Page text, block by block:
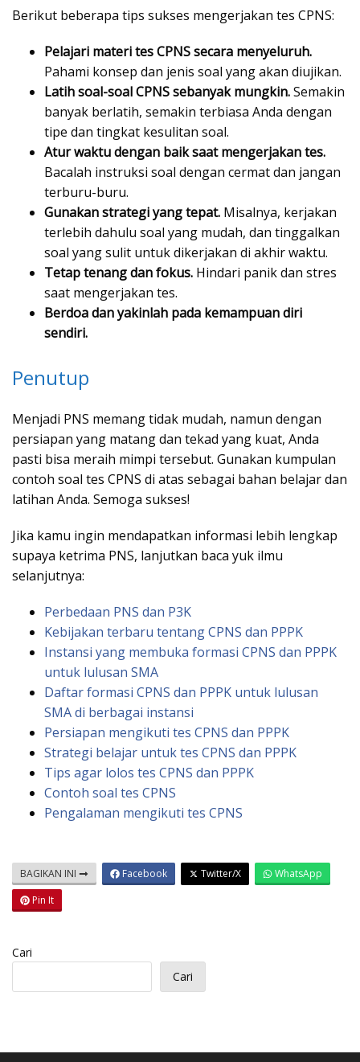
Berikut beberapa tips sukses mengerjakan tes CPNS:
Pelajari materi tes CPNS secara menyeluruh.
Pahami konsep dan jenis soal yang akan diujikan.
Latih soal-soal CPNS sebanyak mungkin.Semakin
banyak berlatih, semakin terbiasa Anda dengan
tipe dan tingkat kesulitan soal.
Atur waktu dengan baik saat mengerjakan tes.
Bacalah instruksi soal dengan cermat dan jangan
terburu-buru.
Gunakan strategi yang tepat. Misalnya, kerjakan
terlebih dahulu soal yang mudah, dan tinggalkan
soal yang sulit untuk dikerjakan di akhir waktu.
Tetap tenang dan fokus. Hindari panik dan stres
saat mengerjakan tes.
Berdoa dan yakinlah pada kemampuan diri
sendiri.
Penutup
Menjadi PNS memang tidak mudah, namun dengan
persiapan yang matang dan tekad yang kuat, Anda
pasti bisa meraih mimpi tersebut. Gunakan kumpulan
contoh soal tes CPNS di atas sebagai bahan belajar dan
latihan Anda. Semoga sukses!
Jika kamu ingin mendapatkan informasi lebih lengkap
supaya ketrima PNS, lanjutkan baca yuk ilmu
selanjutnya:
Perbedaan PNS dan P3K
Kebijakan terbaru tentang CPNS dan PPPK
Instansi yang membuka formasi CPNS dan PPPK
untuk lulusan SMA
Daftar formasi CPNS dan PPPK untuk lulusan
SMA di berbagai instansi
Persiapan mengikuti tes CPNS dan PPPK
Strategi belajar untuk tes CPNS dan PPPK
Tips agar lolos tes CPNS dan PPPK
Contoh soal tes CPNS
Pengalaman mengikuti tes CPNS
BAGIKAN INI Facebook Twitter/X
WhatsApp
Pin It
Cari
Cari